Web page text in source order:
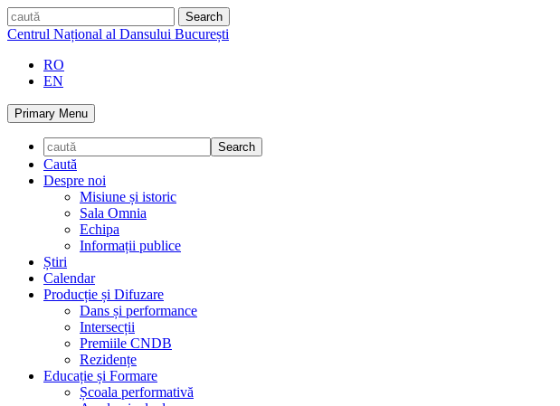
Skip
to
caută
Centrul Național al Dansului București
RO
EN
Primary Menu
Caută
Despre noi
Misiune și istoric
Sala Omnia
Echipa
Informații publice
Știri
Calendar
Producție și Difuzare
Dans și performance
Intersecții
Premiile CNDB
Rezidențe
Educație și Formare
Școala performativă